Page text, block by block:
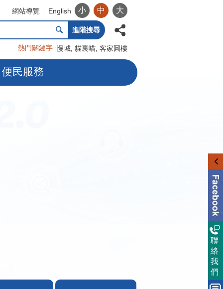
網站導覽 English 小 中 大
進階搜尋
熱門關鍵字 慢城 貓裏喵 客家圓樓
便民服務
聯
絡
我
們